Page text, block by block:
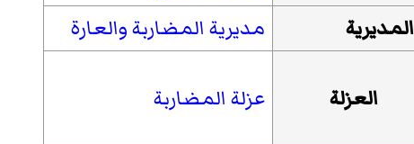
المديرية
مديرية المضاربة والعارة
العزلة عزلة المضاربة